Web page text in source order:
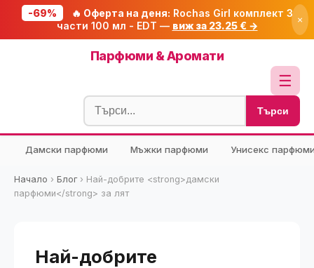
-69% 🔥 Оферта на деня: Rochas Girl комплект 3
части 100 мл - EDT — виж за 23.25 € → ×
Парфюми & Аромати
☰
Блог
🧮 Калкулатори
🔍 Намери продукт
🎁 Подарък
Търси
Дамски парфюми Мъжки парфюми Унисекс
Начало › Блог› Най-добрите <strong>дамски
парфюми</strong> за лят
Най-добрите